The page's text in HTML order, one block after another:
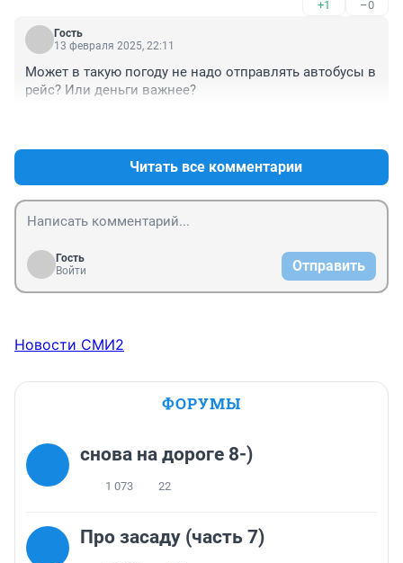
+1 –0
Гость
13 февраля 2025, 22:11
Может в такую погоду не надо отправлять автобусы в
рейс? Или деньги важнее?
Читать все комментарии
Гость
Войти
Отправить
Новости СМИ2
ФОРУМЫ
снова на дороге 8-)
1 073 22
Про засаду (часть 7)